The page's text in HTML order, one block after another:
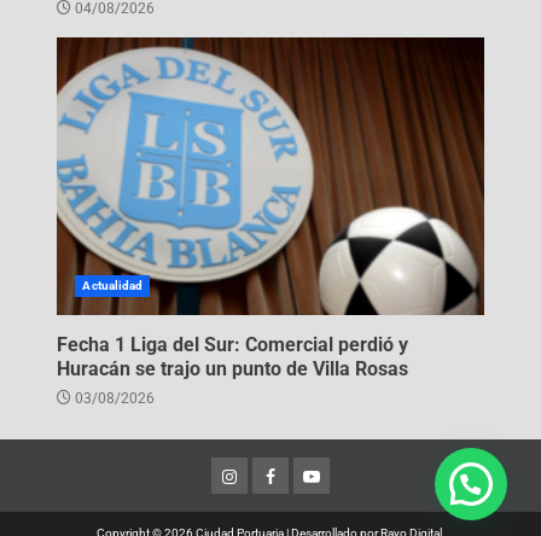
04/08/2026
Actualidad
Fecha 1 Liga del Sur: Comercial perdió y
Huracán se trajo un punto de Villa Rosas
03/08/2026